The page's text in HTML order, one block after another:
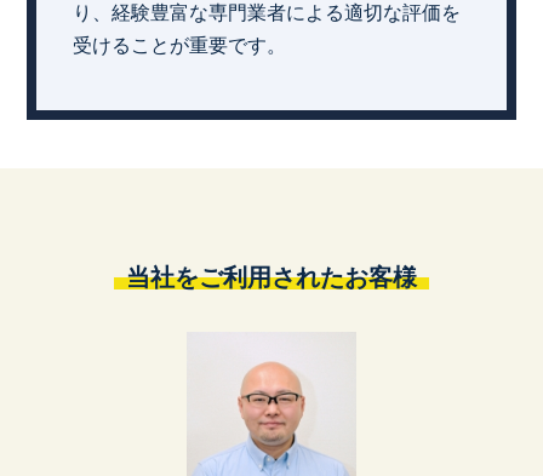
り、経験豊富な専門業者による適切な評価を
受けることが重要です。
当社をご利用されたお客様